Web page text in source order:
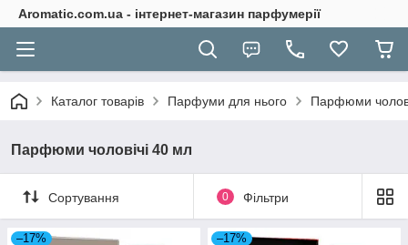
Aromatic.com.ua - інтернет-магазин парфумерії
Каталог товарів Парфуми для нього Парфюми
Парфюми чоловічі 40 мл
Сортування 0 Фільтри
–17% –17%